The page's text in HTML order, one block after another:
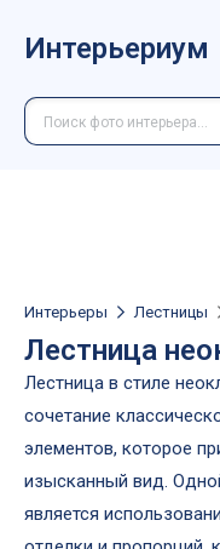
Интерьериум
Интерьеры Лестницы
Лестница
Лестница в стиле
сочетание
элементов, которое
изысканный вид.
является